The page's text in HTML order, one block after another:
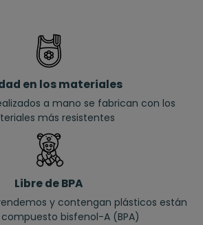
en los materiales
a mano se fabrican con los
más resistentes
Libre de BPA
y contengan plásticos están
bisfenol-A (BPA)